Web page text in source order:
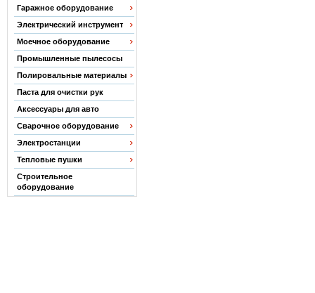
Гаражное оборудование
Электрический инструмент
Моечное оборудование
Промышленные пылесосы
Полировальные материалы
Паста для очистки рук
Аксессуары для авто
Сварочное оборудование
Электростанции
Тепловые пушки
Строительное
оборудование